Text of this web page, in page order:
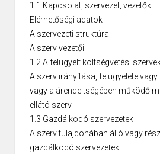
1.1 Kapcsolat, szervezet, vezetők
Elérhetőségi adatok
A szervezeti struktúra
A szerv vezetői
1.2 A felügyelt költségvetési
A szerv irányítása, felügyelete vagy
vagy alárendeltségében működő
ellátó szerv
1.3 Gazdálkodó szervezetek
A szerv tulajdonában álló vagy
gazdálkodó szervezetek